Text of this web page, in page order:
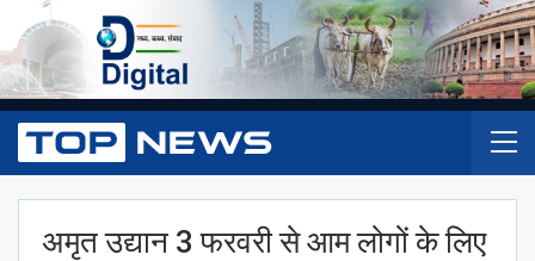
अमृत उद्यान 3 फरवरी से आम लोगों के लिए